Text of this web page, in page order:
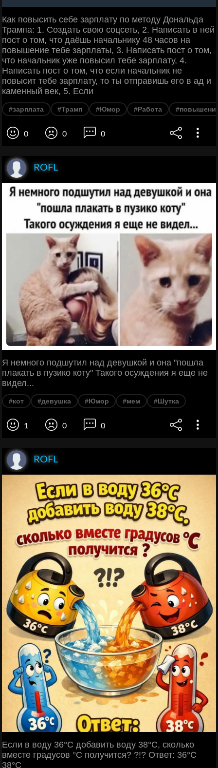
Как повысить себе зарплату по методу Дональда
Трампа: 1. Создать свою соцсеть, 2. Написать в ней
пост о том, что даёшь начальнику 48 часов на
повышение тебе зарплаты, 3. Написать пост о том,
что начальник уже повысил тебе зарплату, 4.
Написать пост о том, что если начальник не
повысит тебе зарплату, то ты отправишь его в ад и
каменный век, 5. Если
#зарплата #Трамп #Юмор #Работа
0 0 0
ROFL
Я немного подшутил над девушкой и она "пошла
плакать в пузико коту" Такого осуждения я еще не
видел...
#кот #девушка #Юмор #мем #Шутка
1 0 0
ROFL
Если в воду 36°С добавить воду 38°С, сколько
вместе градусов °С получится? ?!? Ответ: 36°С
38°С